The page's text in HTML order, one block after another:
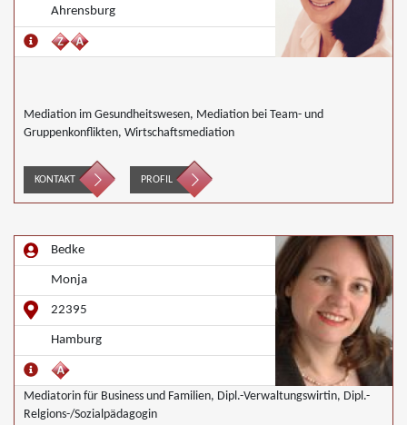
Ahrensburg
Mediation im Gesundheitswesen, Mediation bei Team- und
Gruppenkonflikten, Wirtschaftsmediation
KONTAKT PROFIL
Bedke
Monja
22395
Hamburg
Mediatorin für Business und Familien, Dipl.-Verwaltungswirtin, Dipl.-
Relgions-/Sozialpädagogin